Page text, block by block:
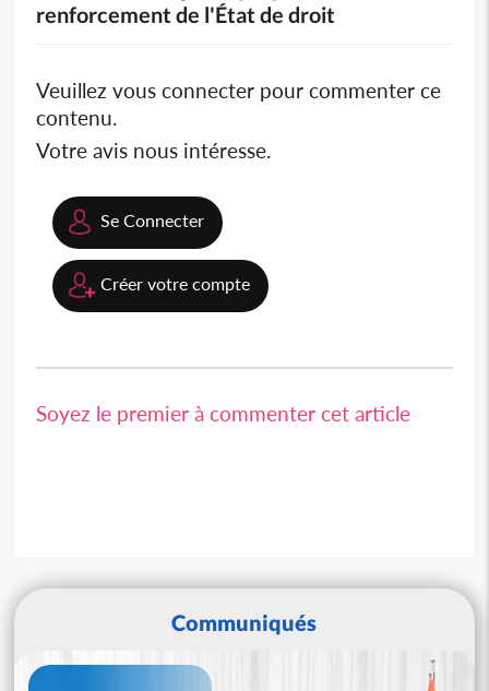
renforcement de l'État de droit
Veuillez vous connecter pour commenter ce
contenu.
Votre avis nous intéresse.
Se Connecter
Créer votre compte
Soyez le premier à commenter cet article
Communiqués